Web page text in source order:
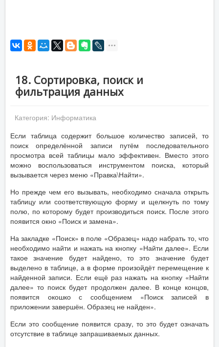
18. Сортировка, поиск и
фильтрация данных
Категория: Информатика
Если таблица содержит большое количество записей, то
поиск определённой записи путём последовательного
просмотра всей таблицы мало эффективен. Вместо этого
можно воспользоваться инструментом поиска, который
вызывается через меню «Правка\Найти».
Но прежде чем его вызывать, необходимо сначала открыть
таблицу или соответствующую форму и щелкнуть по тому
полю, по которому будет производиться поиск. После этого
появится окно «Поиск и замена».
На закладке «Поиск» в поле «Образец» надо набрать то, что
необходимо найти и нажать на кнопку «Найти далее». Если
такое значение будет найдено, то это значение будет
выделено в таблице, а в форме произойдёт перемещение к
найденной записи. Если ещё раз нажать на кнопку «Найти
далее» то поиск будет продолжен далее. В конце концов,
появится окошко с сообщением «Поиск записей в
приложении завершён. Образец не найден».
Если это сообщение появится сразу, то это будет означать
отсутствие в таблице запрашиваемых данных.